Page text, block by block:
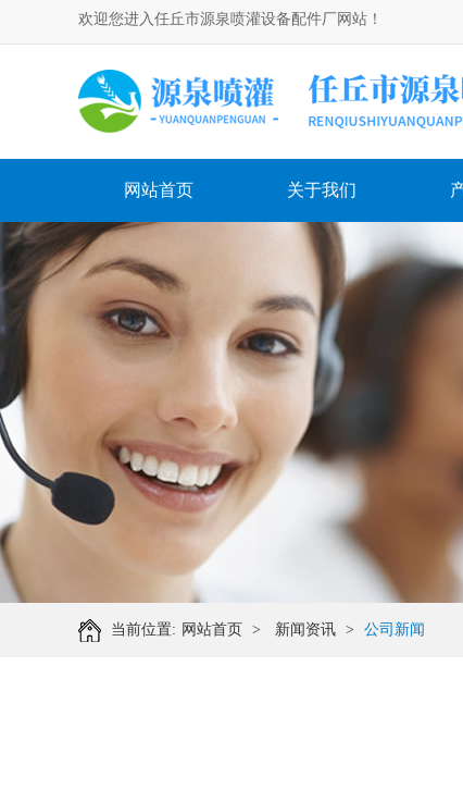
欢迎您进入任丘市源泉喷灌设备配件厂网站！
网站首页 关于我们
当前位置: 网站首页 > 新闻资讯 > 公司新闻